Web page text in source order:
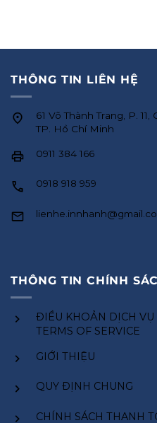
THÔNG TIN LIÊN HỆ
61 Võ Thành Trang, P. 11,
TP. Hồ Chí Minh
0911 384 166
0918 918 959
THÔNG TIN CHÍNH
ĐIỀU KHOẢN DỊCH VỤ
TERMS OF SERVICE
GIỚI THIỆU
QUY ĐỊNH CHUNG
CHÍNH SÁCH THANH